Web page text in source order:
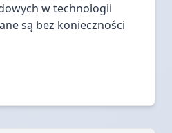
w technologii
są bez konieczności